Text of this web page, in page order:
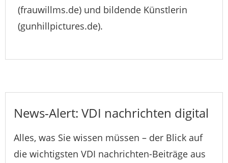
(frauwillms.de) und bildende Künstlerin
(gunhillpictures.de).
News-Alert: VDI nachrichten digital
Alles, was Sie wissen müssen – der Blick auf
die wichtigsten VDI nachrichten-Beiträge aus